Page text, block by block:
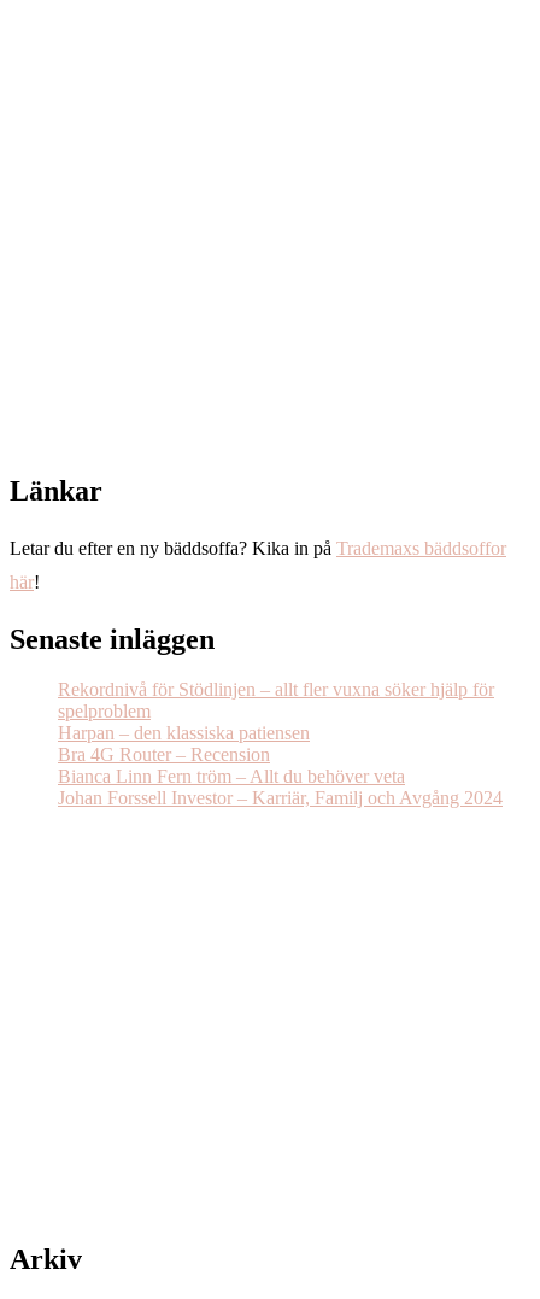
Länkar
Letar du efter en ny bäddsoffa? Kika in på Trademaxs bäddsoffor
här!
Senaste inläggen
Rekordnivå för Stödlinjen – allt fler vuxna söker hjälp för
spelproblem
Harpan – den klassiska patiensen
Bra 4G Router – Recension
Bianca Linn Fern tröm – Allt du behöver veta
Johan Forssell Investor – Karriär, Familj och Avgång 2024
Arkiv